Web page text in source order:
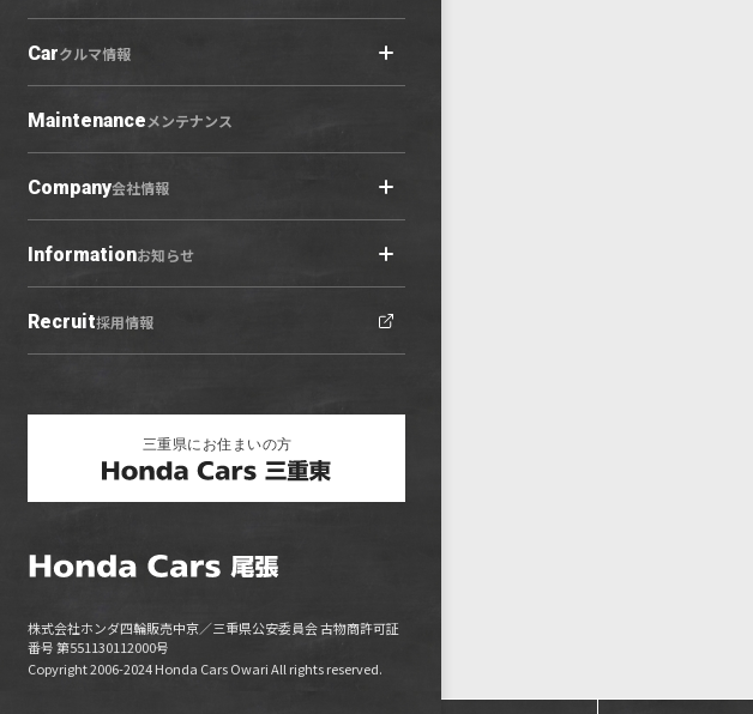
店舗情報トップ
小牧原店
春日井六軒屋店
U-Select羽黒
営業日カレンダー
Carクルマ情報
クルマ情報トップ
展示車・試乗車
中古車
Maintenanceメンテナンス
Company会社情報
会社概要トップ
ご利用にあたって
プライバシーポリシー
Informationお知らせ
お知らせトップ
ニュース
Recruit採用情報
株式会社ホンダ四輪販売中京／三重県公安委員会 古物商許可証
番号 第551130112000号
Copyright 2006-2024 Honda Cars Owari All rights reserved.